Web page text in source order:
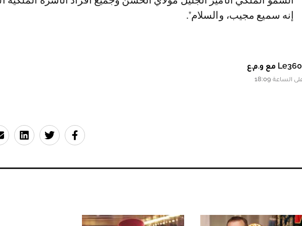
إنه سميع مجيب، والسلام".
Le360 مع و.م.ع